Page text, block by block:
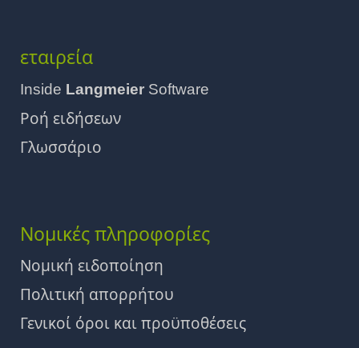
εταιρεία
Inside Langmeier Software
Ροή ειδήσεων
Γλωσσάριο
Νομικές πληροφορίες
Νομική ειδοποίηση
Πολιτική απορρήτου
Γενικοί όροι και προϋποθέσεις